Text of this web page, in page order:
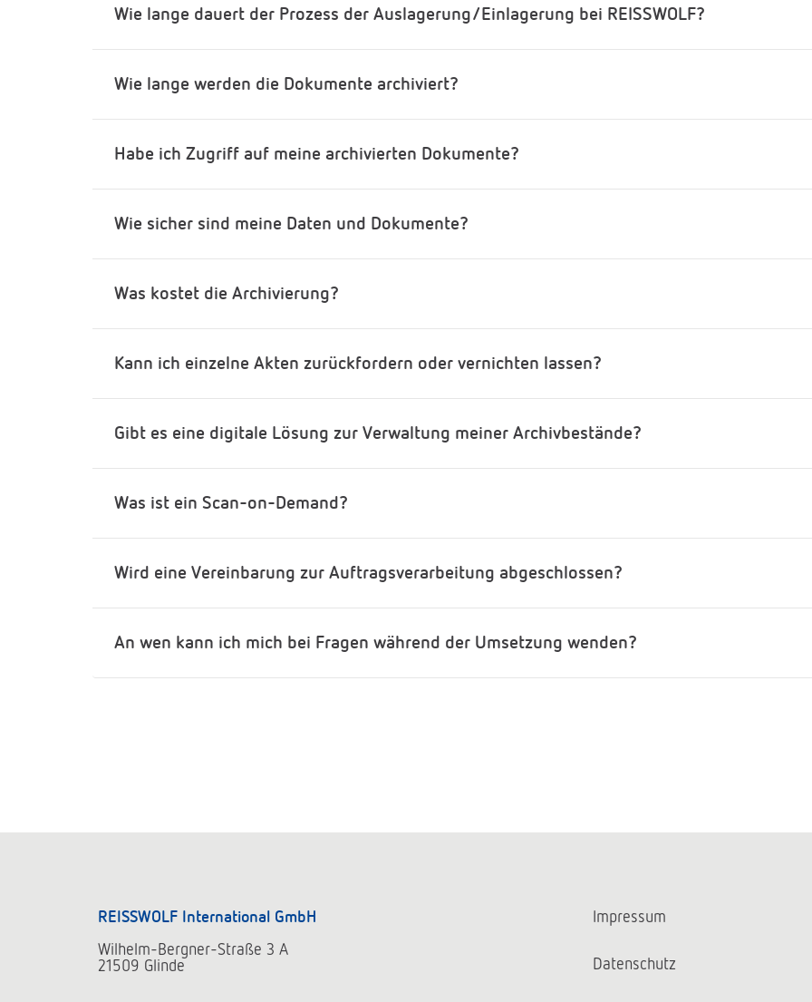
Wie lange dauert der Prozess der Auslagerung/Einlagerung bei REISSWOLF?
Wie lange werden die Dokumente archiviert?
Habe ich Zugriff auf meine archivierten Dokumente?
Wie sicher sind meine Daten und Dokumente?
Was kostet die Archivierung?
Kann ich einzelne Akten zurückfordern oder vernichten lassen?
Gibt es eine digitale Lösung zur Verwaltung meiner Archivbestände?
Was ist ein Scan-on-Demand?
Wird eine Vereinbarung zur Auftragsverarbeitung abgeschlossen?
An wen kann ich mich bei Fragen während der Umsetzung wenden?
REISSWOLF International GmbH
Wilhelm-Bergner-Straße 3 A
21509 Glinde
Impressum
Datenschutz